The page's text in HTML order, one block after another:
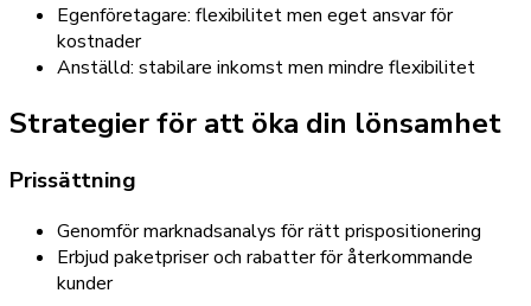
Egenföretagare: flexibilitet men eget ansvar för
kostnader
Anställd: stabilare inkomst men mindre flexibilitet
Strategier för att öka din lönsamhet
Prissättning
Genomför marknadsanalys för rätt prispositionering
Erbjud paketpriser och rabatter för återkommande
kunder